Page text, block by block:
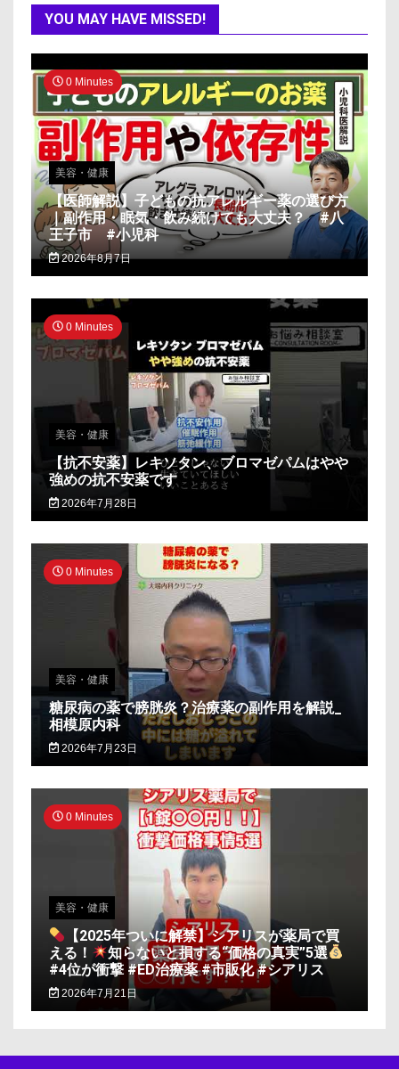
YOU MAY HAVE MISSED!
0 Minutes
美容・健康
【医師解説】子どもの抗アレルギー薬の選び方
｜副作用・眠気・飲み続けても大丈夫？ #八
王子市 #小児科
2026年8月7日
0 Minutes
美容・健康
【抗不安薬】レキソタン、ブロマゼパムはやや
強めの抗不安薬です
2026年7月28日
0 Minutes
美容・健康
糖尿病の薬で膀胱炎？治療薬の副作用を解説_
相模原内科
2026年7月23日
0 Minutes
美容・健康
【2025年ついに解禁】シアリスが薬局で買
える！
知らないと損する“価格の真実”5選
#4位が衝撃 #ED治療薬 #市販化 #シアリス
2026年7月21日